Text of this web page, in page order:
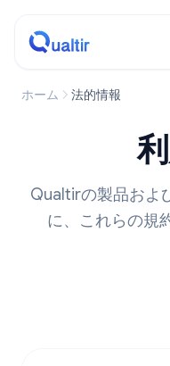
ホーム 法的情報
Qualtirの製品およ
に、これらの規